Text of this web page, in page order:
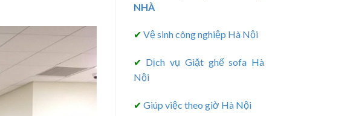
NHÀ
✔ Vệ sinh công nghiệp Hà Nội
✔ Dịch vụ Giặt ghế sofa Hà
Nội
✔ Giúp việc theo giờ Hà Nội